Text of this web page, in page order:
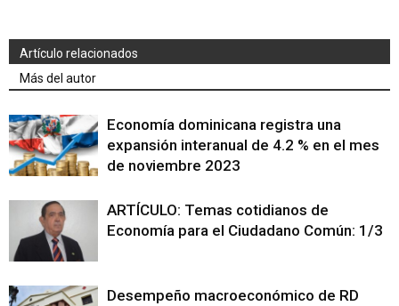
Artículo relacionados
Más del autor
Economía dominicana registra una
expansión interanual de 4.2 % en el mes
de noviembre 2023
ARTÍCULO: Temas cotidianos de
Economía para el Ciudadano Común: 1/3
Desempeño macroeconómico de RD